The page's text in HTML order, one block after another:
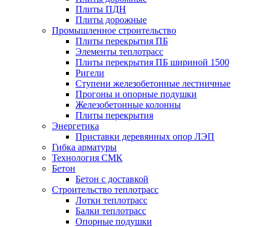
Плиты ПДН
Плиты дорожные
Промышленное строительство
Плиты перекрытия ПБ
Элементы теплотрасс
Плиты перекрытия ПБ шириной 1500
Ригели
Ступени железобетонные лестничные
Прогоны и опорные подушки
Железобетонные колонны
Плиты перекрытия
Энергетика
Приставки деревянных опор ЛЭП
Гибка арматуры
Технология СМК
Бетон
Бетон с доставкой
Строительство теплотрасс
Лотки теплотрасс
Балки теплотрасс
Опорные подушки